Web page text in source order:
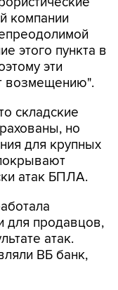
компании
этого пункта в
эти
возмещению".
складские
но
для крупных
атак БПЛА.
для продавцов,
атак.
ВБ банк,